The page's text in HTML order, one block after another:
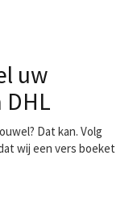
uw
Dat kan. Volg
wij een vers boeket